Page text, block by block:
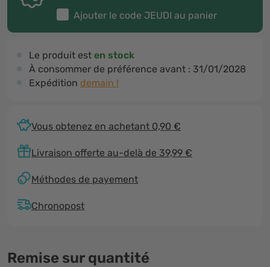
Ajouter le code JEUDI au panier
Le produit est en stock
À consommer de préférence avant : 31/01/2028
Expédition demain !
Vous obtenez en achetant 0,90 €
Livraison offerte au-delà de 39,99 €
Méthodes de payement
Chronopost
Remise sur quantité